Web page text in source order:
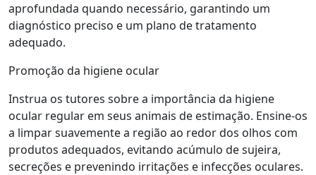
aprofundada quando necessário, garantindo um
diagnóstico preciso e um plano de tratamento
adequado.
Promoção da higiene ocular
Instrua os tutores sobre a importância da higiene
ocular regular em seus animais de estimação. Ensine-os
a limpar suavemente a região ao redor dos olhos com
produtos adequados, evitando acúmulo de sujeira,
secreções e prevenindo irritações e infecções oculares.